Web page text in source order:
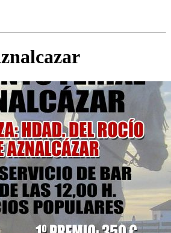
el asistente virtual de rocio.com.
qué puedo ayudarte?
Rocío
del Rocío?